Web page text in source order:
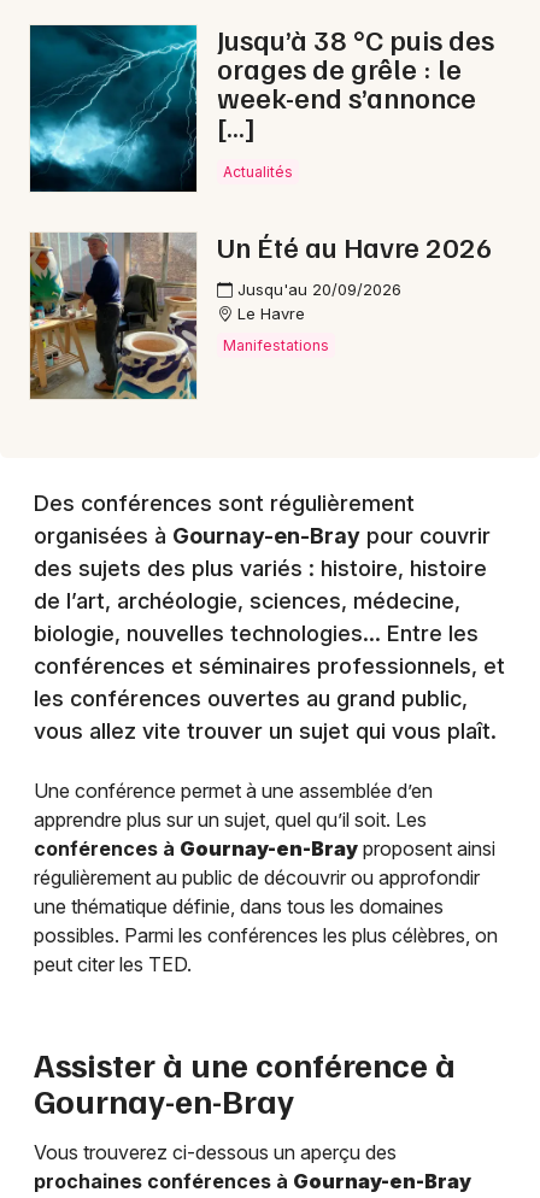
76 - Seine-Maritime
Mon email
Jusqu’à 38 °C puis des
orages de grêle : le
week-end s’annonce
[…]
Actualités
Un Été au Havre 2026
Jusqu'au 20/09/2026
Le Havre
Manifestations
Des conférences sont régulièrement
organisées à Gournay-en-Bray pour couvrir
des sujets des plus variés : histoire, histoire
de l’art, archéologie, sciences, médecine,
biologie, nouvelles technologies… Entre les
conférences et séminaires professionnels, et
les conférences ouvertes au grand public,
vous allez vite trouver un sujet qui vous plaît.
Une conférence permet à une assemblée d’en
apprendre plus sur un sujet, quel qu’il soit. Les
conférences à Gournay-en-Bray proposent ainsi
régulièrement au public de découvrir ou approfondir
une thématique définie, dans tous les domaines
possibles. Parmi les conférences les plus célèbres, on
peut citer les TED.
Assister à une conférence à
Gournay-en-Bray
Vous trouverez ci-dessous un aperçu des
prochaines conférences à Gournay-en-Bray